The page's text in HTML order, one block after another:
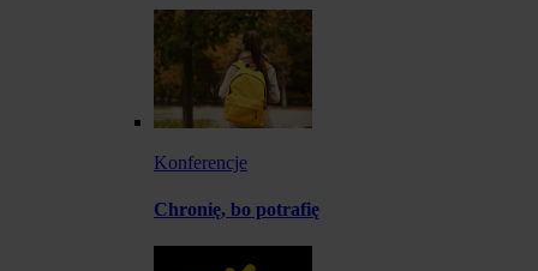
Konferencje
Chronię, bo potrafię